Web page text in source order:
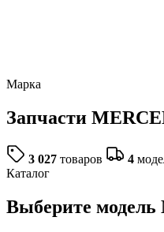
Марка
Запчасти
3 027 товаров 4
Каталог
Выберите модель